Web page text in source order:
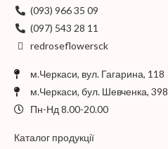
(093) 966 35 09
(097) 543 28 11
redroseflowersck
м.Черкаси, вул. Гагарина, 118
м.Черкаси, бул. Шевченка, 398
Пн-Нд 8.00-20.00
Каталог продукції